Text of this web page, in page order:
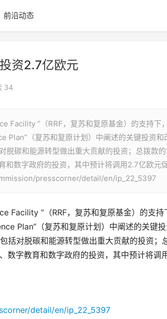
前沿动态
资2.7亿欧元
34
Facility ”（RRF，复苏和复原基金）的支持下
Plan”（复苏和复原计划）中阐述的关键投资
脱碳和能源转型做出重大贡献的投资；总拨款
和数字政府的投资，其中预计将调用2.7亿欧元
presscorner/detail/en/ip_22_5397
Facility ”（RRF，复苏和复原基金）的支
Plan”（复苏和复原计划）中阐述的关键
括对脱碳和能源转型做出重大贡献的投资；
数字教育和数字政府的投资，其中预计将调
detail/en/ip_22_5397